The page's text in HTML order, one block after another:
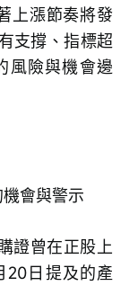
上漲節奏將發
支撐、指標超
風險與機會邊
會與警示
20日提及的產